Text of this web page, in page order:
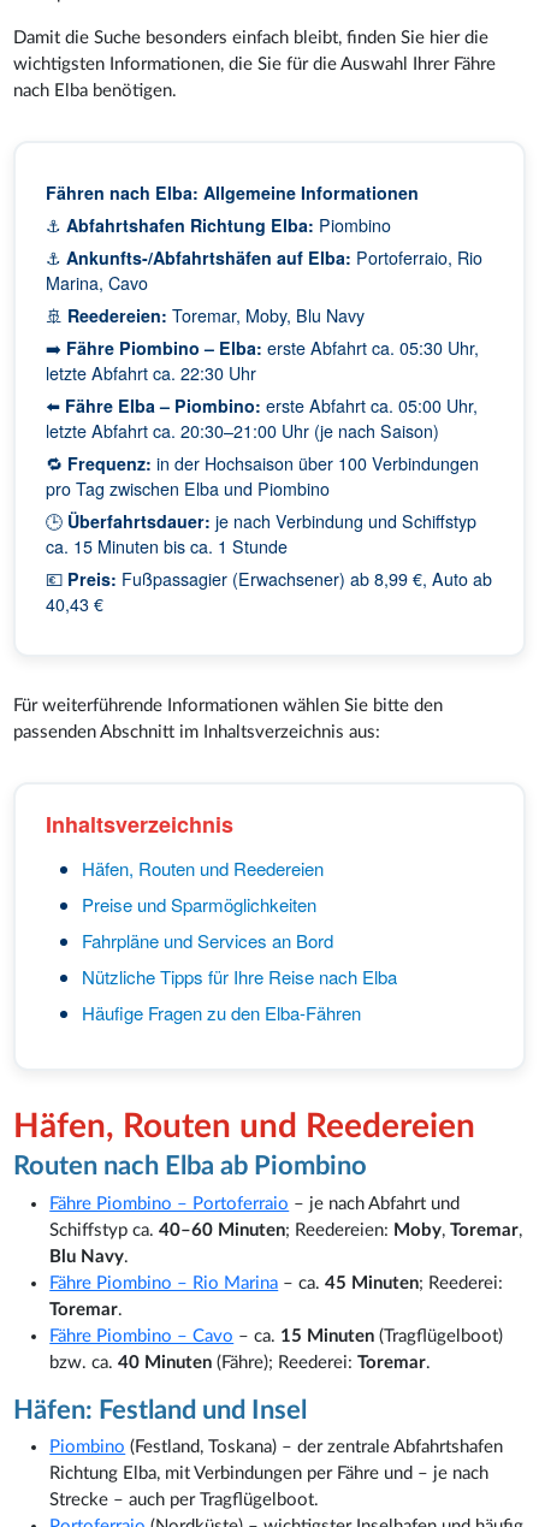
Damit die Suche besonders einfach bleibt, finden Sie hier die
wichtigsten Informationen, die Sie für die Auswahl Ihrer Fähre
nach Elba benötigen.
Fähren nach Elba: Allgemeine Informationen
⚓Abfahrtshafen Richtung Elba: Piombino
⚓Ankunfts-/Abfahrtshäfen auf Elba: Portoferraio, Rio
Marina, Cavo
🚢 Reedereien: Toremar, Moby, Blu Navy
➡️ Fähre Piombino – Elba: erste Abfahrt ca. 05:30 Uhr,
letzte Abfahrt ca. 22:30 Uhr
⬅️ Fähre Elba – Piombino: erste Abfahrt ca. 05:00 Uhr,
letzte Abfahrt ca. 20:30–21:00 Uhr (je nach Saison)
🔁 Frequenz: in der Hochsaison über 100 Verbindungen
pro Tag zwischen Elba und Piombino
🕒 Überfahrtsdauer: je nach Verbindung und Schiffstyp
ca. 15 Minuten bis ca. 1 Stunde
💶 Preis: Fußpassagier (Erwachsener) ab 8,99 €, Auto ab
40,43 €
Für weiterführende Informationen wählen Sie bitte den
passenden Abschnitt im Inhaltsverzeichnis aus:
Inhaltsverzeichnis
Häfen, Routen und Reedereien
Preise und Sparmöglichkeiten
Fahrpläne und Services an Bord
Nützliche Tipps für Ihre Reise nach Elba
Häufige Fragen zu den Elba-Fähren
Häfen, Routen und Reedereien
Routen nach Elba ab Piombino
Fähre Piombino – Portoferraio – je nach Abfahrt und
Schiffstyp ca.40–60 Minuten; Reedereien: Moby,Toremar,
Blu Navy.
Fähre Piombino – Rio Marina – ca.45 Minuten; Reederei:
Toremar.
Fähre Piombino – Cavo – ca. 15 Minuten (Tragflügelboot)
bzw. ca.40 Minuten (Fähre); Reederei:Toremar.
Häfen: Festland und Insel
Piombino (Festland, Toskana) – der zentrale Abfahrtshafen
Richtung Elba, mit Verbindungen per Fähre und – je nach
Strecke – auch per Tragflügelboot.